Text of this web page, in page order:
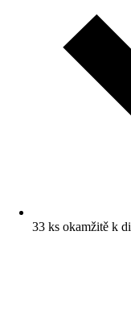
33 ks okamžitě k